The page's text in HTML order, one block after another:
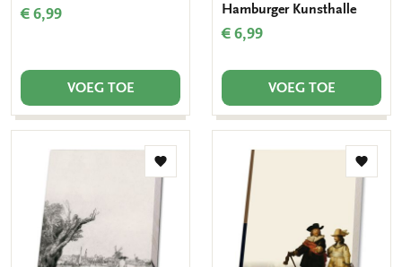
€ 6,99
VOEG TOE
Hamburger Kunsthalle
€ 6,99
VOEG TOE
Toevoegen
aan
verlanglijst